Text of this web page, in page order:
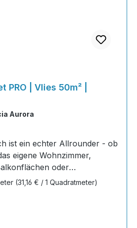
PRO | Vlies 50m² |
Aurora
ist ein echter Allrounder - ob
eigene Wohnzimmer,
oder
Austellungsräume; unsere
(31,16 € / 1 Quadratmeter)